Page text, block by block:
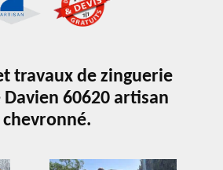
travaux de zinguerie
Davien 60620 artisan
chevronné.